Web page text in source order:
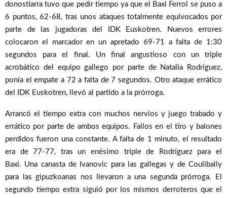
donostiarra tuvo que pedir tiempo ya que el Baxi Ferrol se puso a
6 puntos, 62-68, tras unos ataques totalmente equivocados por
parte de las jugadoras del IDK Euskotren. Nuevos errores
colocaron el marcador en un apretado 69-71 a falta de 1:30
segundos para el final. Un final angustioso con un triple
acrobático del equipo gallego por parte de Natalia Rodríguez,
ponía el empate a 72 a falta de 7 segundos. Otro ataque errático
del IDK Euskotren, llevó al partido a la prórroga.
Arrancó el tiempo extra con muchos nervios y juego trabado y
errático por parte de ambos equipos. Fallos en el tiro y balones
perdidos fueron una constante. A falta de 1 minuto, el resultado
era de 77-77, tras un enésimo triple de Rodríguez para el
Baxi. Una canasta de Ivanovic para las gallegas y de Coulibally
para las gipuzkoanas nos llevaron a una segunda prórroga. El
segundo tiempo extra siguió por los mismos derroteros que el